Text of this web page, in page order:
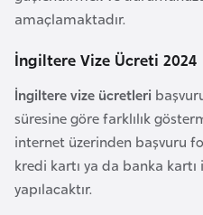
amaçlamaktadır.
İngiltere Vize Ücreti 2024
İngiltere vize ücretleri
süresine göre farklılık
internet üzerinden başvuru
kredi kartı ya da banka kartı
yapılacaktır.
h
l
i
F
i
n